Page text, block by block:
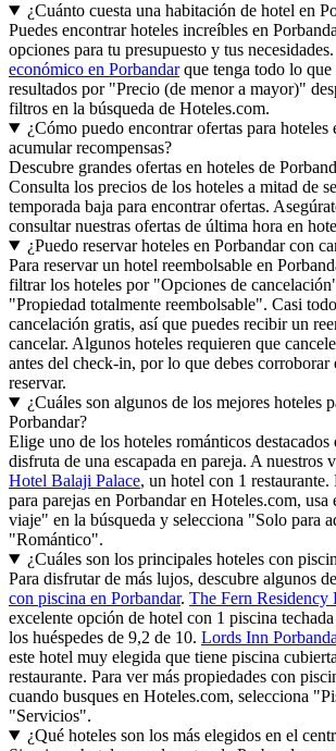
¿Cuánto cuesta una habitación de hotel en
Puedes encontrar hoteles increíbles en
opciones para tu presupuesto y tus
económico en Porbandarque tenga todo lo que
resultados por "Precio (de menor a mayor)"
filtros en la búsqueda de Hoteles.com.
¿Cómo puedo encontrar ofertas para hoteles
acumular recompensas?
Descubre grandes ofertas en hoteles de
Consulta los precios de los hoteles a mitad de
temporada baja para encontrar ofertas.
consultar nuestras ofertas de última hora en
¿Puedo reservar hoteles en Porbandar con
Para reservar un hotel reembolsable en
filtrar los hoteles por "Opciones de
"Propiedad totalmente reembolsable". Casi
cancelación gratis, así que puedes recibir un
cancelar. Algunos hoteles requieren que
antes del check-in, por lo que debes corroborar
reservar.
¿Cuáles son algunos de los mejores hoteles
Porbandar?
Elige uno de los hoteles románticos destacados
disfruta de una escapada en pareja. A nuestros
Hotel Balaji Palace, un hotel con 1 restaurante.
para parejas en Porbandar en Hoteles.com,
viaje" en la búsqueda y selecciona "Solo para
"Romántico".
¿Cuáles son los principales hoteles con
Para disfrutar de más lujos, descubre algunos
con piscina en Porbandar. The Fern Residency
excelente opción de hotel con 1 piscina
los huéspedes de 9,2 de 10. Lords Inn
este hotel muy elegida que tiene piscina
restaurante. Para ver más propiedades con
cuando busques en Hoteles.com, selecciona
"Servicios".
¿Qué hoteles son los más elegidos en el